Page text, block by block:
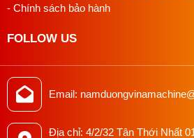
=====>>>> Xem thêm
Phạm vi ứng dụng của
- Chính sách bảo hành
FOLLOW US
Email:
Địa chỉ: 4/2/32 Tân Thới Nhất